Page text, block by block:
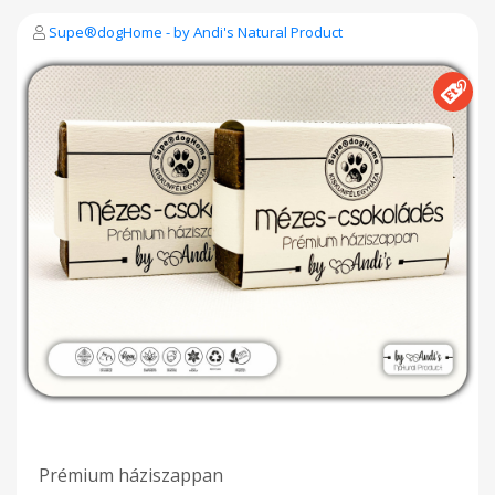
természetben előforduló sók közül az egyik legtöbb ásványi
anyaggal rendelkezik (pontosan 84-féle gyógyító ásványi
anyagnak köszönheti helyét a ranglistán). Antibakteriális,
vírusölő, gyulladáscsökkentő hatású, elindítja a bőr
öngyógyító folyamatait, feltölti a bőrt a nélkülözhetetlen
ásványi anyagokkal és nyomelemekkel. Szabályozza a bőr
faggyútermelését, az elhalt felhámot gyengéden eltávolítja és
selymes, üde, jól lélegző bőrt hagy maga után. Elkészítése
egyszerű: a tasak tartalmát 1-1,2 liter forró vízzel kell
elkeverni. Feloldódást követően magára hagyjuk, megvárjuk,
míg kihűl és besűrűsödik. Az így elkészült folyékonyszappan,
tusfürdő használatra kész. Felrázást követően a
folyékonyszappan adagolót, tusfürdős dobozt utántölthetjük
vele. A by Andi’s szappanporok természetes, nagy tisztaságú
növényi olajokból és zsírokból, hagyományos meleg eljárással
készülnek. Tartósak, tartósítószert és pálmaolajat, illóolajokat,
A vírusok egyszerű szerkezetének leggyengébb pontját, az
RNS-t, vagyis az örökítő anyagát körbevevő
lipidburokot/zsírréteget oldja fel. Így nemcsak kíméletesen
tisztít, de hatástalanítja a bőrön levő kórokozókat is.
nagy szeretettel kínáljuk az Önök számára. sls-mentes
állatkísérlet-mentes vegán pálmaolaj-mentes környezetbarát
Supe®dogHome - by Andi's Natural Product
Prémium háziszappan